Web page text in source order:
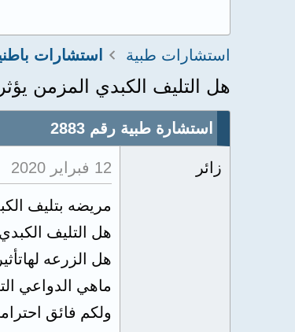
استشارات طبية استشارات
هل التليف الكبدي المزمن
استشارة طبية رقم 2883
زائر 12 فبراير 2020
مريضه بتليف
هل التليف
هل الزرعه
ماهي الدواعي
ولكم فائق